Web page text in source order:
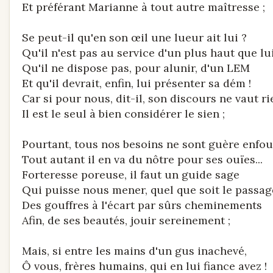
Et préférant Marianne à tout autre maîtresse ;
Se peut-il qu'en son œil une lueur ait lui ?
Qu'il n'est pas au service d'un plus haut que
Qu'il ne dispose pas, pour alunir, d'un LEM
Et qu'il devrait, enfin, lui présenter sa dém !
Car si pour nous, dit-il, son discours ne vaut
Il est le seul à bien considérer le sien ;
Pourtant, tous nos besoins ne sont guère
Tout autant il en va du nôtre pour ses ouïes...
Forteresse poreuse, il faut un guide sage
Qui puisse nous mener, quel que soit le
Des gouffres à l'écart par sûrs cheminements
Afin, de ses beautés, jouir sereinement ;
Mais, si entre les mains d'un gus inachevé,
Ô vous, frères humains, qui en lui fiance avez !